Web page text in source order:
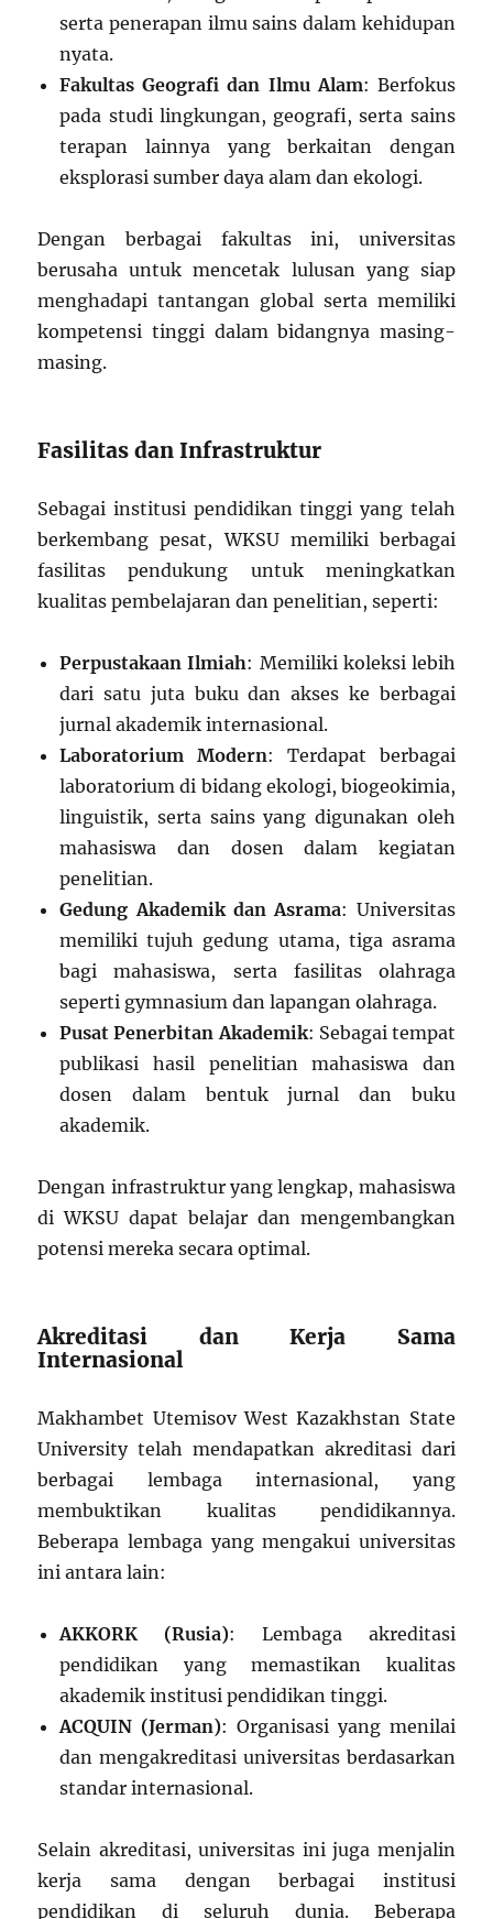
serta penerapan ilmu sains dalam kehidupan
nyata.
Fakultas Geografi dan Ilmu Alam: Berfokus
pada studi lingkungan, geografi, serta sains
terapan lainnya yang berkaitan dengan
eksplorasi sumber daya alam dan ekologi.
Dengan berbagai fakultas ini, universitas
berusaha untuk mencetak lulusan yang siap
menghadapi tantangan global serta memiliki
kompetensi tinggi dalam bidangnya masing-
masing.
Fasilitas dan Infrastruktur
Sebagai institusi pendidikan tinggi yang telah
berkembang pesat, WKSU memiliki berbagai
fasilitas pendukung untuk meningkatkan
kualitas pembelajaran dan penelitian, seperti:
Perpustakaan Ilmiah: Memiliki koleksi lebih
dari satu juta buku dan akses ke berbagai
jurnal akademik internasional.
Laboratorium Modern: Terdapat berbagai
laboratorium di bidang ekologi, biogeokimia,
linguistik, serta sains yang digunakan oleh
mahasiswa dan dosen dalam kegiatan
penelitian.
Gedung Akademik dan Asrama: Universitas
memiliki tujuh gedung utama, tiga asrama
bagi mahasiswa, serta fasilitas olahraga
seperti gymnasium dan lapangan olahraga.
Pusat Penerbitan Akademik: Sebagai tempat
publikasi hasil penelitian mahasiswa dan
dosen dalam bentuk jurnal dan buku
akademik.
Dengan infrastruktur yang lengkap, mahasiswa
di WKSU dapat belajar dan mengembangkan
potensi mereka secara optimal.
Akreditasi dan Kerja Sama
Internasional
Makhambet Utemisov West Kazakhstan State
University telah mendapatkan akreditasi dari
berbagai lembaga internasional, yang
membuktikan kualitas pendidikannya.
Beberapa lembaga yang mengakui universitas
ini antara lain:
AKKORK (Rusia): Lembaga akreditasi
pendidikan yang memastikan kualitas
akademik institusi pendidikan tinggi.
ACQUIN (Jerman): Organisasi yang menilai
dan mengakreditasi universitas berdasarkan
standar internasional.
Selain akreditasi, universitas ini juga menjalin
kerja sama dengan berbagai institusi
pendidikan di seluruh dunia. Beberapa